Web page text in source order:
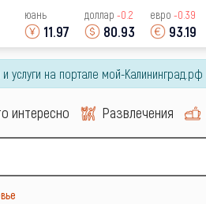
юань
11.97
доллар -0.2
80.93
евро -0.39
93.19
услуги на портале мой-Калининград.рф
интересно Развлечения